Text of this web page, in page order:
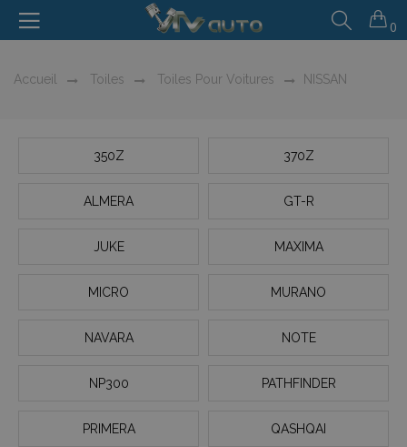
0
Accueil Toiles Toiles Pour Voitures NISSAN
350Z 370Z
ALMERA GT-R
JUKE MAXIMA
MICRO MURANO
NAVARA NOTE
NP300 PATHFINDER
PRIMERA QASHQAI